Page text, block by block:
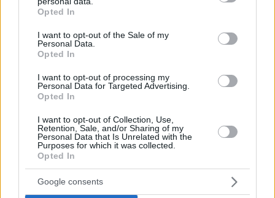
grant or deny consent to Google and its third-party tags to
use your data for below specified purposes in below Google
consent section.
Opted In
I want to opt-out of the Sale of my
Personal Data.
Opted In
I want to opt-out of processing my
Personal Data for Targeted Advertising.
Opted In
I want to opt-out of Collection, Use,
Retention, Sale, and/or Sharing of my
Personal Data that Is Unrelated with the
Purposes for which it was collected.
Opted In
Google consents
Νεαρή γυναίκα με ακατέργαστη ομορφιά από την
Αιθιοπία έγινε viral, δείτε την εντυπωσιακή
μεταμόρφωσή της από μακιγιέρ
06.08.2026, 09:18